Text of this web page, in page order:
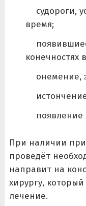
судороги,
время;
конечностях
онемение,
При наличии
проведёт
направит на
хирургу,
лечение.